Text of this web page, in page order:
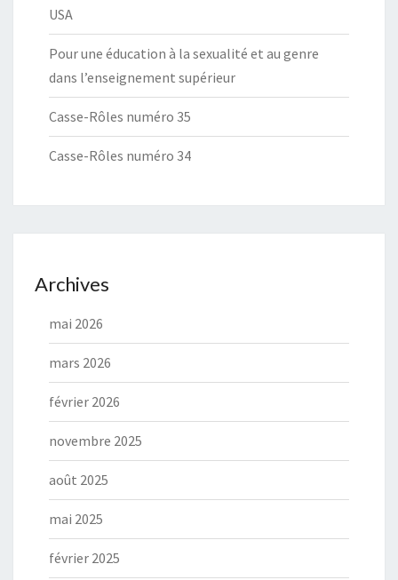
USA
Pour une éducation à la sexualité et au genre
dans l’enseignement supérieur
Casse-Rôles numéro 35
Casse-Rôles numéro 34
Archives
mai 2026
mars 2026
février 2026
novembre 2025
août 2025
mai 2025
février 2025